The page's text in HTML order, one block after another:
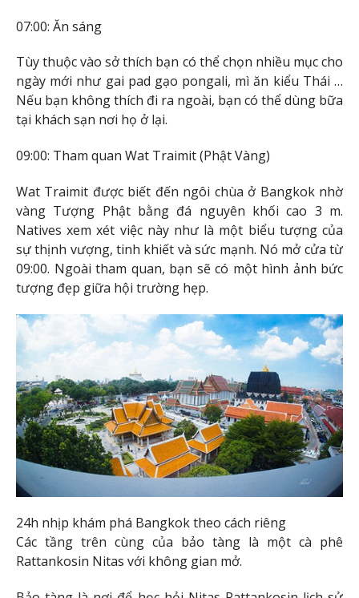
07:00: Ăn sáng
Tùy thuộc vào sở thích bạn có thể chọn nhiều mục cho
ngày mới như gai pad gạo pongali, mì ăn kiểu Thái …
Nếu bạn không thích đi ra ngoài, bạn có thể dùng bữa
tại khách sạn nơi họ ở lại.
09:00: Tham quan Wat Traimit (Phật Vàng)
Wat Traimit được biết đến ngôi chùa ở Bangkok nhờ
vàng Tượng Phật bằng đá nguyên khối cao 3 m.
Natives xem xét việc này như là một biểu tượng của
sự thịnh vượng, tinh khiết và sức mạnh. Nó mở cửa từ
09:00. Ngoài tham quan, bạn sẽ có một hình ảnh bức
tượng đẹp giữa hội trường hẹp.
24h nhịp khám phá Bangkok theo cách riêng
Các tầng trên cùng của bảo tàng là một cà phê
Rattankosin Nitas với không gian mở.